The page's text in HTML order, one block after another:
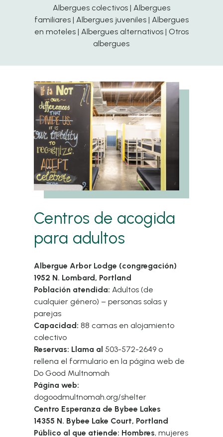
Albergues colectivos| Albergues
familiares| Albergues juveniles| Albergues
en moteles| Albergues alternativos| Otros
albergues
Centros de acogida
para adultos
Albergue Arbor Lodge (congregación)
1952 N. Lombard, Portland
Población atendida: Adultos (de
cualquier género) – personas solas y
parejas
Capacidad: 88 camas en alojamiento
colectivo
Reservas: Llama al 503-572-2649 o
rellena el formulario en la página web de
Do Good Multnomah
Página web:
dogoodmultnomah.org/shelter
Centro Esperanza de Bybee Lakes
14355 N. Bybee Lake Court, Portland
Público al que atiende: Hombres, mujeres